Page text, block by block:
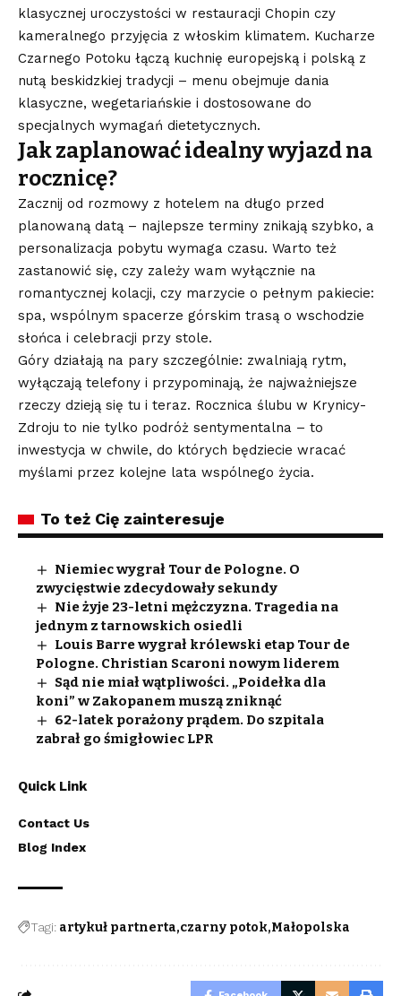
klasycznej uroczystości w restauracji Chopin czy
kameralnego przyjęcia z włoskim klimatem. Kucharze
Czarnego Potoku łączą kuchnię europejską i polską z
nutą beskidzkiej tradycji – menu obejmuje dania
klasyczne, wegetariańskie i dostosowane do
specjalnych wymagań dietetycznych.
Jak zaplanować idealny wyjazd na
rocznicę?
Zacznij od rozmowy z hotelem na długo przed
planowaną datą – najlepsze terminy znikają szybko, a
personalizacja pobytu wymaga czasu. Warto też
zastanowić się, czy zależy wam wyłącznie na
romantycznej kolacji, czy marzycie o pełnym pakiecie:
spa, wspólnym spacerze górskim trasą o wschodzie
słońca i celebracji przy stole.
Góry działają na pary szczególnie: zwalniają rytm,
wyłączają telefony i przypominają, że najważniejsze
rzeczy dzieją się tu i teraz. Rocznica ślubu w Krynicy-
Zdroju to nie tylko podróż sentymentalna – to
inwestycja w chwile, do których będziecie wracać
myślami przez kolejne lata wspólnego życia.
To też Cię zainteresuje
Niemiec wygrał Tour de Pologne. O
zwycięstwie zdecydowały sekundy
Nie żyje 23-letni mężczyzna. Tragedia na
jednym z tarnowskich osiedli
Louis Barre wygrał królewski etap Tour de
Pologne. Christian Scaroni nowym liderem
Sąd nie miał wątpliwości. „Poidełka dla
koni” w Zakopanem muszą zniknąć
62-latek porażony prądem. Do szpitala
zabrał go śmigłowiec LPR
Quick Link
Contact Us
Blog Index
Tagi: artykuł partnerta czarny potok Małopolska